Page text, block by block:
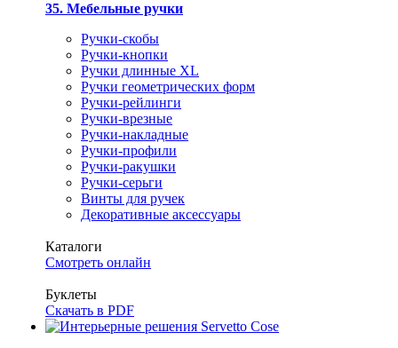
35. Мебельные ручки
Ручки-скобы
Ручки-кнопки
Ручки длинные XL
Ручки геометрических форм
Ручки-рейлинги
Ручки-врезные
Ручки-накладные
Ручки-профили
Ручки-ракушки
Ручки-серьги
Винты для ручек
Декоративные аксессуары
Каталоги
Смотреть онлайн
Буклеты
Скачать в PDF